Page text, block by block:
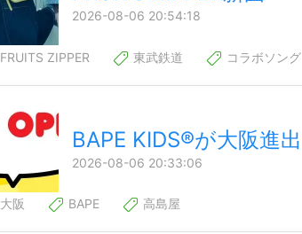
2026-08-06 20:54:18
FRUITS ZIPPER 東武鉄道 コラボソング
BAPE KIDS®が大阪進出
2026-08-06 20:33:06
大阪 BAPE 高島屋